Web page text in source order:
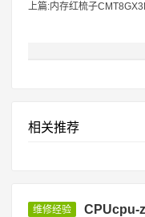
上篇:内存红梳子
相关推荐
维修经验 CPUcpu-